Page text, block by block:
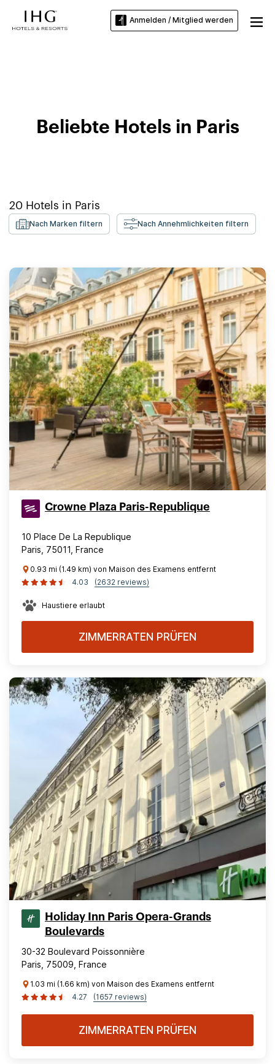
Anmelden / Mitglied werden
Beliebte Hotels in Paris
20 Hotels in Paris
Nach Marken filtern Nach Annehmlichkeiten filtern
Crowne Plaza Paris-Republique
10 Place De La Republique
Paris, 75011, France
0.93 mi (1.49 km) von Maison des Examens entfernt
4.03
(2632 reviews)
Haustiere erlaubt
ZIMMERRATEN PRÜFEN
Holiday Inn Paris Opera-Grands
Boulevards
30-32 Boulevard Poissonnière
Paris, 75009, France
1.03 mi (1.66 km) von Maison des Examens entfernt
4.27
(1657 reviews)
ZIMMERRATEN PRÜFEN